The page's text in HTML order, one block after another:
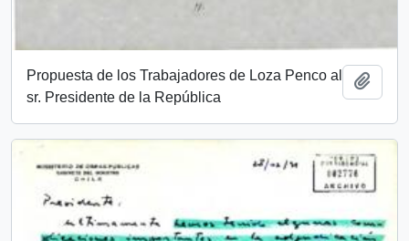
Propuesta de los Trabajadores de Loza Penco al
sr. Presidente de la República